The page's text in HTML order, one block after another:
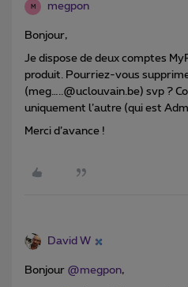
M megpon
Bonjour,
Je dispose de deux comptes
produit. Pourriez-vous
(meg…..@uclouvain.be) svp ?
uniquement l’autre (qui est
Merci d’avance !
David W
Bonjour @megpon,